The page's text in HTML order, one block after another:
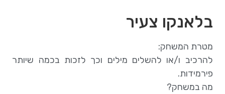
בלאנקו צעיר
מטרת המשחק:
להרכיב ו/או להשלים מילים וכך לזכות בכמה שיותר
פירמידות.
מה במשחק?